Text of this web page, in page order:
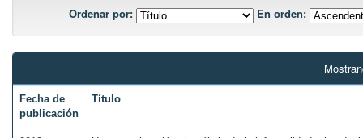
Ordenar por: En orden:
Fecha de
publicación
Título